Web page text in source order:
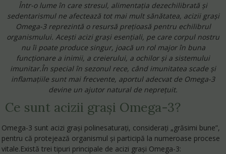
Într-o lume în care stresul, alimentația dezechilibrată și
sedentarismul ne afectează tot mai mult sănătatea, acizii grași
Omega-3 reprezintă o resursă prețioasă pentru echilibrul
organismului. Acești acizi grași esențiali, pe care corpul nostru
nu îi poate produce singur, joacă un rol major în buna
funcționare a inimii, a creierului, a ochilor și a sistemului
imunitar.În special în sezonul rece, când imunitatea scade și
inflamațiile sunt mai frecvente, aportul adecvat de Omega-3
devine un ajutor natural de neprețuit.
Ce sunt acizii grași Omega-3?
Omega-3 sunt acizi grași polinesaturați, considerați „grăsimi bune”,
pentru că protejează organismul și participă la numeroase procese
vitale.Există trei tipuri principale de acizi grași Omega-3: